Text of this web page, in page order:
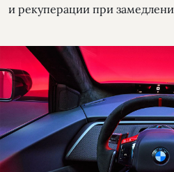
и рекуперации при